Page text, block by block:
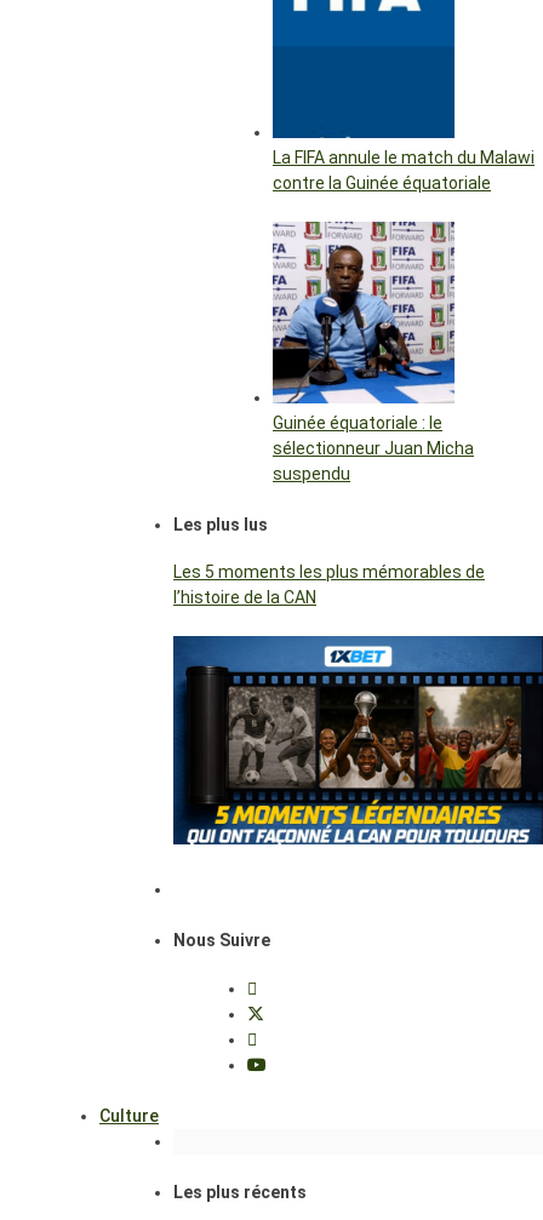
La FIFA annule le match du Malawi
contre la Guinée équatoriale
Guinée équatoriale : le
sélectionneur Juan Micha
suspendu
Les plus lus
Les 5 moments les plus mémorables de
l’histoire de la CAN
Nous Suivre
Culture
Les plus récents